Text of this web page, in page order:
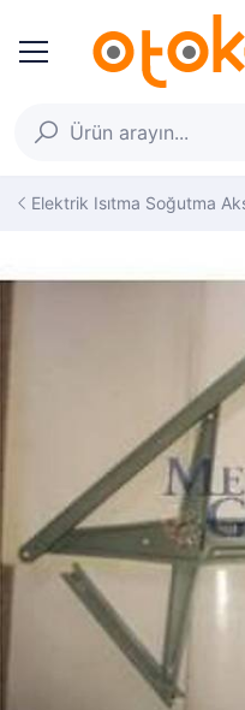
Elektrik Isıtma Soğutma